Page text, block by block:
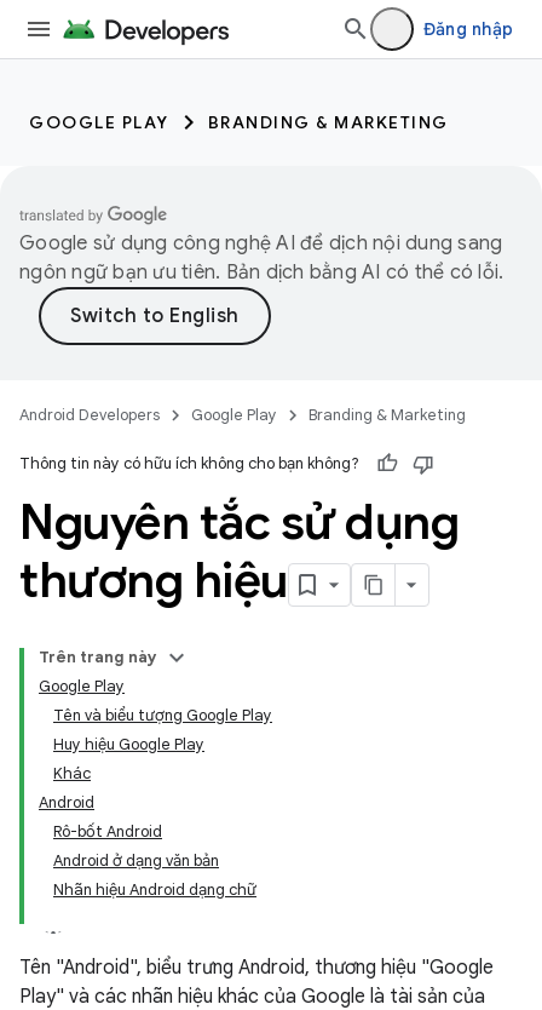
Đăng nhập
GOOGLE PLAY BRANDING & MARKETING
Google sử dụng công nghệ AI để dịch nội dung sang
ngôn ngữ bạn ưu tiên. Bản dịch bằng AI có thể có lỗi.
Android Developers Google Play Branding & Marketing
Thông tin này có hữu ích không cho bạn không?
Nguyên tắc sử dụng
thương hiệu
Trên trang này
Google Play
Tên và biểu tượng Google Play
Huy hiệu Google Play
Khác
Android
Rô-bốt Android
Android ở dạng văn bản
Nhãn hiệu Android dạng chữ
Tên "Android", biểu trưng Android, thương hiệu "Google
Play" và các nhãn hiệu khác của Google là tài sản của